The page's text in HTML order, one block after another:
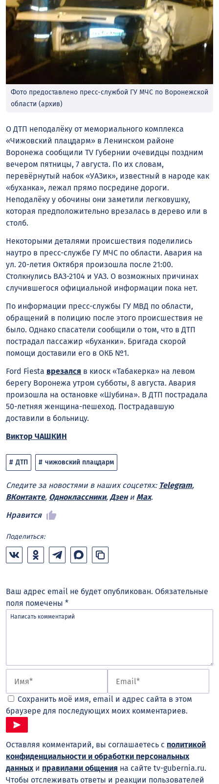
Фото предоставлено пресс-службой ГУ МЧС по Воронежской
области (архив)
О ДТП неподалёку от мемориального комплекса
«Чижовский плацдарм» в Ленинском районе
Воронежа сообщили TV Губернии очевидцы поздним
вечером пятницы, 7 августа. По их словам,
перевёрнутый набок «УАЗик», известный в народе как
«буханка», лежал прямо посредине дороги.
Неподалёку у обочины они заметили легковушку,
которая предположительно врезалась в дерево или в
столб.
Некоторыми деталями происшествия поделились
наутро в пресс-службе ГУ МЧС по области. Авария на
ул. 20-летия Октября произошла после 21:00.
Столкнулись ВАЗ-2104 и УАЗ. О возможных причинах
случившегося официальной информации пока нет.
По информации пресс-службы ГУ МВД по области,
обращений в полицию после этого происшествия не
было. Однако спасатели сообщили о том, что в ДТП
пострадал пассажир «буханки». Бригада скорой
помощи доставили его в ОКБ №1.
Ford Fiesta врезался в киоск «Табакерка» на левом
берегу Воронежа утром субботы, 8 августа. Авария
произошла на остановке «Шубина». В ДТП пострадала
50-летняя женщина-пешеход. Пострадавшую
доставили в больницу.
Виктор ЧАШКИН
ДТП чижовский плацдарм
Следите за новостями в наших соцсетях: Telegram,
ВКонтакте, Одноклассники, Дзени Max.
Нравится
Поделиться:
Ваш адрес email не будет опубликован. Обязательные
поля помечены *
Сохранить моё имя, email и адрес сайта в этом
браузере для последующих моих комментариев.
Оставляя комментарий, вы соглашаетесь с политикой
конфиденциальности и обработки персональных
данныхи правилами общения на сайте tv-gubernia.ru.
Чтобы отслеживать ответы и реакции пользователей